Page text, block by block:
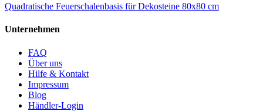
Quadratische Feuerschalenbasis für Dekosteine 80x80 cm
Unternehmen
FAQ
Über uns
Hilfe & Kontakt
Impressum
Blog
Händler-Login